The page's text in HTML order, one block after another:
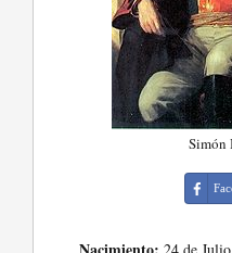
Simón